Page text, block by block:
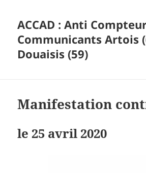
ACCAD : Anti
Communicants Artois
Douaisis (59)
Manifestation
le 25 avril 2020